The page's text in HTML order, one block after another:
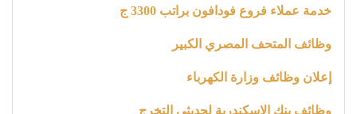
خدمة عملاء فروع فودافون براتب 3300 ج
وظائف المتحف المصري الكبير
إعلان وظائف وزارة الكهرباء
وظائف بنك الاسكندرية لحديثي التخرج